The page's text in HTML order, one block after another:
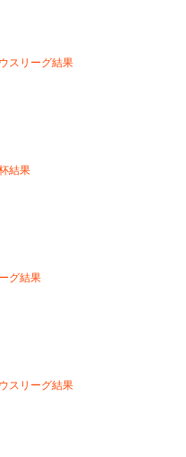
スリーグ結果
結果
グ結果
スリーグ結果